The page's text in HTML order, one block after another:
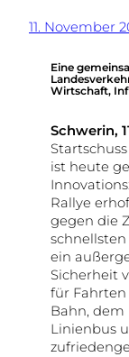
11. November
Eine
Wirtschaft,
Schwerin,
ist heute
Rallye
gegen die
ein
Sicherheit
für Fahrten
Bahn, dem
Linienbus